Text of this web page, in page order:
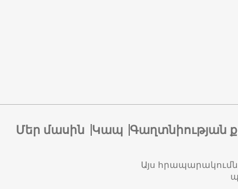
Մեր մասին Կապ Գաղտնիության
Այս